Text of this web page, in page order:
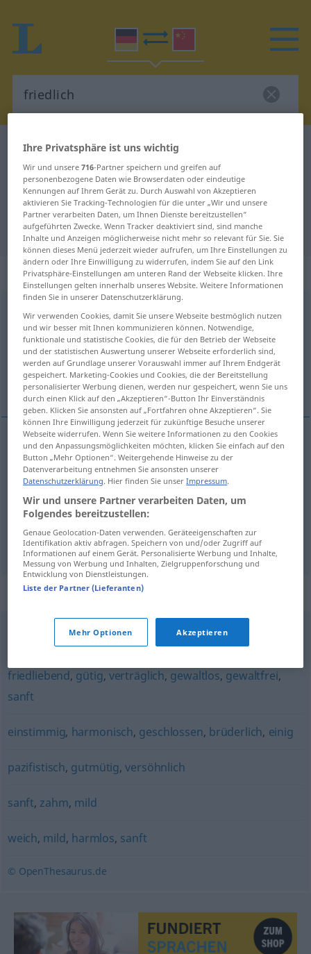
Deutsch-Chinesisch Wörterbuch
Deutsch-Chinesisch Übersetzung
für "friedlich"
"friedlich" Chinesisch Übersetzung
„friedlich“
friedlich
Übersicht aller Übersetzungen
(Für mehr Details die Übersetzung anklicken/antippen)
和平的, 温和的, 宁静的
和平的[hépíngde] friedlichohne Krieg
温和的[wēnhéde] friedlich Charakter
宁静的 [níngjìngde] friedlich
Synonyme für "friedlich"
harmonisch
friedliebend, gütig, verträglich, gewaltlos, gewaltfrei,
sanft
einstimmig, harmonisch, geschlossen, brüderlich, einig
pazifistisch, gutmütig,versöhnlich
sanft, zahm, mild
weich, mild, harmlos, sanft
© OpenThesaurus.de
Ihre Privatsphäre ist uns wichtig
Wir und unsere716-Partner speichern und greifen auf
personenbezogene Daten wie Browserdaten oder eindeutige
Kennungen auf Ihrem Gerät zu. Durch Auswahl von Akzeptieren
aktivieren Sie Tracking-Technologien für die unter „Wir und unsere
Partner verarbeiten Daten, um Ihnen Dienste bereitzustellen“
aufgeführten Zwecke. Wenn Tracker deaktiviert sind, sind manche
Inhalte und Anzeigen möglicherweise nicht mehr so relevant für Sie. Sie
können dieses Menü jederzeit wieder aufrufen, um Ihre Einstellungen zu
ändern oder Ihre Einwilligung zu widerrufen, indem Sie auf den Link
Privatsphäre-Einstellungen am unteren Rand der Webseite klicken. Ihre
Einstellungen gelten innerhalb unseres Website. Weitere Informationen
finden Sie in unserer Datenschutzerklärung.
Wir verwenden Cookies, damit Sie unsere Webseite bestmöglich nutzen
und wir besser mit Ihnen kommunizieren können. Notwendige,
funktionale und statistische Cookies, die für den Betrieb der Webseite
und der statistischen Auswertung unserer Webseite erforderlich sind,
werden auf Grundlage unserer Vorauswahl immer auf Ihrem Endgerät
gespeichert. Marketing-Cookies und Cookies, die der Bereitstellung
personalisierter Werbung dienen, werden nur gespeichert, wenn Sie uns
durch einen Klick auf den „Akzeptieren“-Button Ihr Einverständnis
geben. Klicken Sie ansonsten auf „Fortfahren ohne Akzeptieren“. Sie
können Ihre Einwilligung jederzeit für zukünftige Besuche unserer
Webseite widerrufen. Wenn Sie weitere Informationen zu den Cookies
und den Anpassungsmöglichkeiten möchten, klicken Sie einfach auf den
Button „Mehr Optionen“. Weitergehende Hinweise zu der
Datenverarbeitung entnehmen Sie ansonsten unserer
Datenschutzerklärung. Hier finden Sie unserImpressum.
Wir und unsere Partner verarbeiten Daten, um
Folgendes bereitzustellen:
Genaue Geolocation-Daten verwenden. Geräteeigenschaften zur
Identifikation aktiv abfragen. Speichern von und/oder Zugriff auf
Informationen auf einem Gerät. Personalisierte Werbung und Inhalte,
Messung von Werbung und Inhalten, Zielgruppenforschung und
Entwicklung von Dienstleistungen.
Liste der Partner (Lieferanten)
Mehr Optionen Akzeptieren